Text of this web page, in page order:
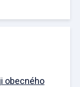
obecného